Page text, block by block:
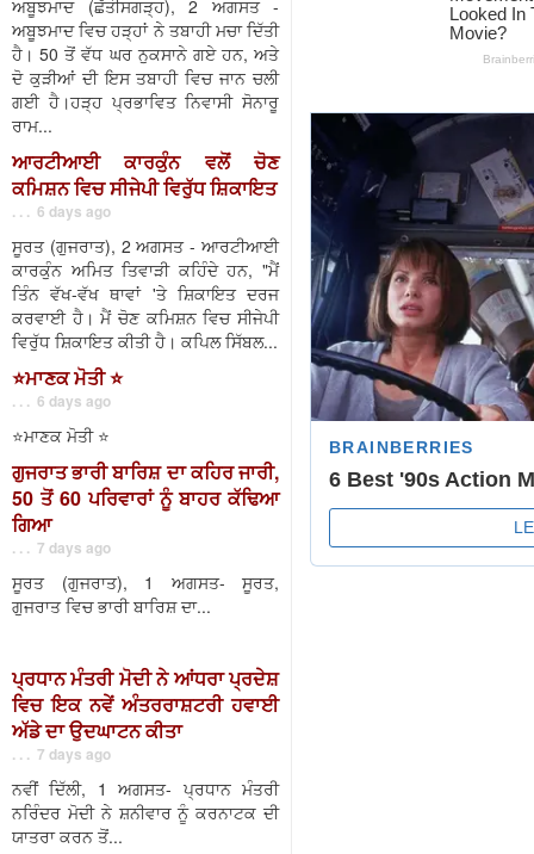
ਅਬੂਝਮਾਦ (ਛੱਤੀਸਗੜ੍ਹ), 2 ਅਗਸਤ -
ਅਬੂਝਮਾਦ ਵਿਚ ਹੜ੍ਹਾਂ ਨੇ ਤਬਾਹੀ ਮਚਾ ਦਿੱਤੀ
ਹੈ। 50 ਤੋਂ ਵੱਧ ਘਰ ਨੁਕਸਾਨੇ ਗਏ ਹਨ, ਅਤੇ
ਦੋ ਕੁੜੀਆਂ ਦੀ ਇਸ ਤਬਾਹੀ ਵਿਚ ਜਾਨ ਚਲੀ
ਗਈ ਹੈ।ਹੜ੍ਹ ਪ੍ਰਭਾਵਿਤ ਨਿਵਾਸੀ ਸੋਨਾਰੂ
ਰਾਮ...
ਆਰਟੀਆਈ ਕਾਰਕੁੰਨ ਵਲੋਂ ਚੋਣ
ਕਮਿਸ਼ਨ ਵਿਚ ਸੀਜੇਪੀ ਵਿਰੁੱਧ ਸ਼ਿਕਾਇਤ
. . . 6 days ago
ਸੂਰਤ (ਗੁਜਰਾਤ), 2 ਅਗਸਤ - ਆਰਟੀਆਈ
ਕਾਰਕੁੰਨ ਅਮਿਤ ਤਿਵਾੜੀ ਕਹਿੰਦੇ ਹਨ, "ਮੈਂ
ਤਿੰਨ ਵੱਖ-ਵੱਖ ਥਾਵਾਂ 'ਤੇ ਸ਼ਿਕਾਇਤ ਦਰਜ
ਕਰਵਾਈ ਹੈ। ਮੈਂ ਚੋਣ ਕਮਿਸ਼ਨ ਵਿਚ ਸੀਜੇਪੀ
ਵਿਰੁੱਧ ਸ਼ਿਕਾਇਤ ਕੀਤੀ ਹੈ। ਕਪਿਲ ਸਿੱਬਲ...
⭐️ਮਾਣਕ ਮੋਤੀ ⭐️
. . . 6 days ago
⭐️ਮਾਣਕ ਮੋਤੀ ⭐️
ਗੁਜਰਾਤ ਭਾਰੀ ਬਾਰਿਸ਼ ਦਾ ਕਹਿਰ ਜਾਰੀ,
50 ਤੋਂ 60 ਪਰਿਵਾਰਾਂ ਨੂੰ ਬਾਹਰ ਕੱਢਿਆ
ਗਿਆ
. . . 7 days ago
ਸੂਰਤ (ਗੁਜਰਾਤ), 1 ਅਗਸਤ- ਸੂਰਤ,
ਗੁਜਰਾਤ ਵਿਚ ਭਾਰੀ ਬਾਰਿਸ਼ ਦਾ...
ਪ੍ਰਧਾਨ ਮੰਤਰੀ ਮੋਦੀ ਨੇ ਆਂਧਰਾ ਪ੍ਰਦੇਸ਼
ਵਿਚ ਇਕ ਨਵੇਂ ਅੰਤਰਰਾਸ਼ਟਰੀ ਹਵਾਈ
ਅੱਡੇ ਦਾ ਉਦਘਾਟਨ ਕੀਤਾ
. . . 7 days ago
ਨਵੀਂ ਦਿੱਲੀ, 1 ਅਗਸਤ- ਪ੍ਰਧਾਨ ਮੰਤਰੀ
ਨਰਿੰਦਰ ਮੋਦੀ ਨੇ ਸ਼ਨੀਵਾਰ ਨੂੰ ਕਰਨਾਟਕ ਦੀ
ਯਾਤਰਾ ਕਰਨ ਤੋਂ...